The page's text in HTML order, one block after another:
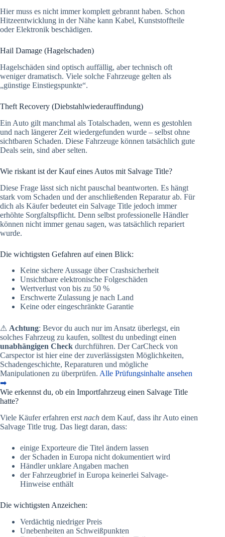
Hier muss es nicht immer komplett gebrannt haben. Schon
Hitzeentwicklung in der Nähe kann Kabel, Kunststoffteile
oder Elektronik beschädigen.
Hail Damage (Hagelschaden)
Hagelschäden sind optisch auffällig, aber technisch oft
weniger dramatisch. Viele solche Fahrzeuge gelten als
„günstige Einstiegspunkte“.
Theft Recovery (Diebstahlwiederauffindung)
Ein Auto gilt manchmal als Totalschaden, wenn es gestohlen
und nach längerer Zeit wiedergefunden wurde – selbst ohne
sichtbaren Schaden. Diese Fahrzeuge können tatsächlich gute
Deals sein, sind aber selten.
Wie riskant ist der Kauf eines Autos mit Salvage Title?
Diese Frage lässt sich nicht pauschal beantworten. Es hängt
stark vom Schaden und der anschließenden Reparatur ab. Für
dich als Käufer bedeutet ein Salvage Title jedoch immer
erhöhte Sorgfaltspflicht. Denn selbst professionelle Händler
können nicht immer genau sagen, was tatsächlich repariert
wurde.
Die wichtigsten Gefahren auf einen Blick:
Keine sichere Aussage über Crashsicherheit
Unsichtbare elektronische Folgeschäden
Wertverlust von bis zu 50 %
Erschwerte Zulassung je nach Land
Keine oder eingeschränkte Garantie
⚠ Achtung: Bevor du auch nur im Ansatz überlegst, ein
solches Fahrzeug zu kaufen, solltest du unbedingt einen
unabhängigen Check durchführen. Der CarCheck von
Carspector ist hier eine der zuverlässigsten Möglichkeiten,
Schadengeschichte, Reparaturen und mögliche
Manipulationen zu überprüfen. Alle Prüfungsinhalte ansehen
➡
Wie erkennst du, ob ein Importfahrzeug einen Salvage Title
hatte?
Viele Käufer erfahren erst nach dem Kauf, dass ihr Auto einen
Salvage Title trug. Das liegt daran, dass:
einige Exporteure die Titel ändern lassen
der Schaden in Europa nicht dokumentiert wird
Händler unklare Angaben machen
der Fahrzeugbrief in Europa keinerlei Salvage-
Hinweise enthält
Die wichtigsten Anzeichen:
Verdächtig niedriger Preis
Unebenheiten an Schweißpunkten